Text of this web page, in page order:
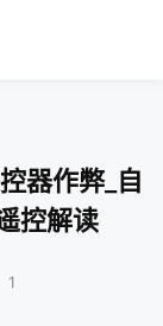
器作弊_自
控解读
1